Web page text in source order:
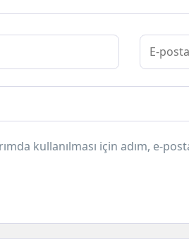
kullanılması için adım, e-